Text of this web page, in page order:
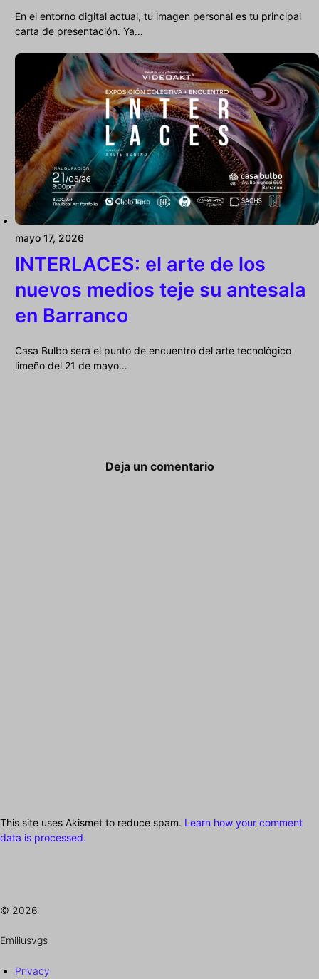
En el entorno digital actual, tu imagen personal es tu principal
carta de presentación. Ya…
mayo 17, 2026
INTERLACES: el arte de los
nuevos medios teje su antesala
en Barranco
Casa Bulbo será el punto de encuentro del arte tecnológico
limeño del 21 de mayo…
Deja un comentario
This site uses Akismet to reduce spam. Learn how your comment
data is processed.
© 2026
Emiliusvgs
Privacy